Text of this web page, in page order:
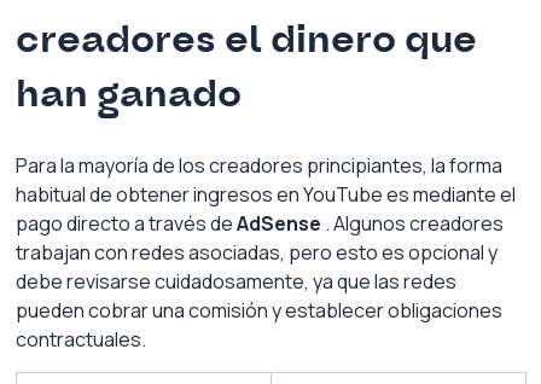
creadores el dinero que
han ganado
Para la mayoría de los creadores principiantes, la forma
habitual de obtener ingresos en YouTube es mediante el
pago directo a través deAdSense . Algunos creadores
trabajan con redes asociadas, pero esto es opcional y
debe revisarse cuidadosamente, ya que las redes
pueden cobrar una comisión y establecer obligaciones
contractuales.